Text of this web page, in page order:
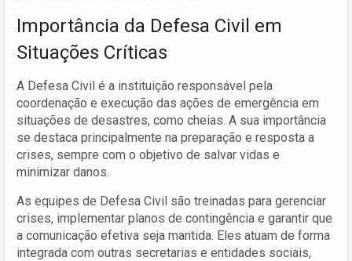
Importância da Defesa Civil em
Situações Críticas
A Defesa Civil é a instituição responsável pela
coordenação e execução das ações de emergência em
situações de desastres, como cheias. A sua importância
se destaca principalmente na preparação e resposta a
crises, sempre com o objetivo de salvar vidas e
minimizar danos.
As equipes de Defesa Civil são treinadas para gerenciar
crises, implementar planos de contingência e garantir que
a comunicação efetiva seja mantida. Eles atuam de forma
integrada com outras secretarias e entidades sociais,